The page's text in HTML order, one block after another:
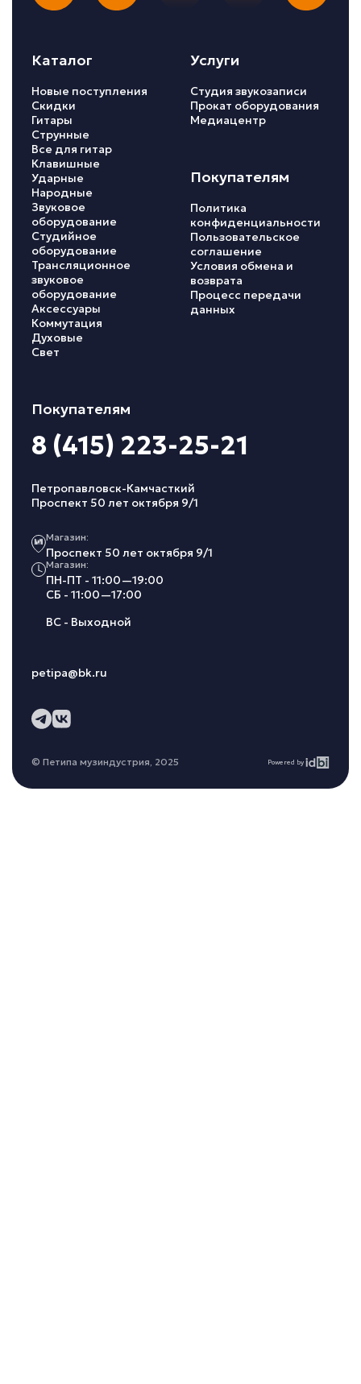
Каталог
Новые поступления
Скидки
Гитары
Струнные
Все для гитар
Клавишные
Ударные
Народные
Звуковое
оборудование
Студийное
оборудование
Трансляционное
звуковое
оборудование
Аксессуары
Коммутация
Духовые
Свет
Услуги
Студия звукозаписи
Прокат оборудования
Медиацентр
Покупателям
Политика
конфиденциальности
Пользовательское
соглашение
Условия обмена и
возврата
Процесс передачи
данных
Покупателям
8 (415) 223-25-21
Петропавловск-Камчасткий
Проспект 50 лет октября 9/1
Магазин:
Проспект 50 лет октября 9/1
Магазин:
ПН-ПТ - 11:00—19:00
СБ - 11:00—17:00
ВС - Выходной
petipa@bk.ru
© Петипа музиндустрия, 2025 Powered by